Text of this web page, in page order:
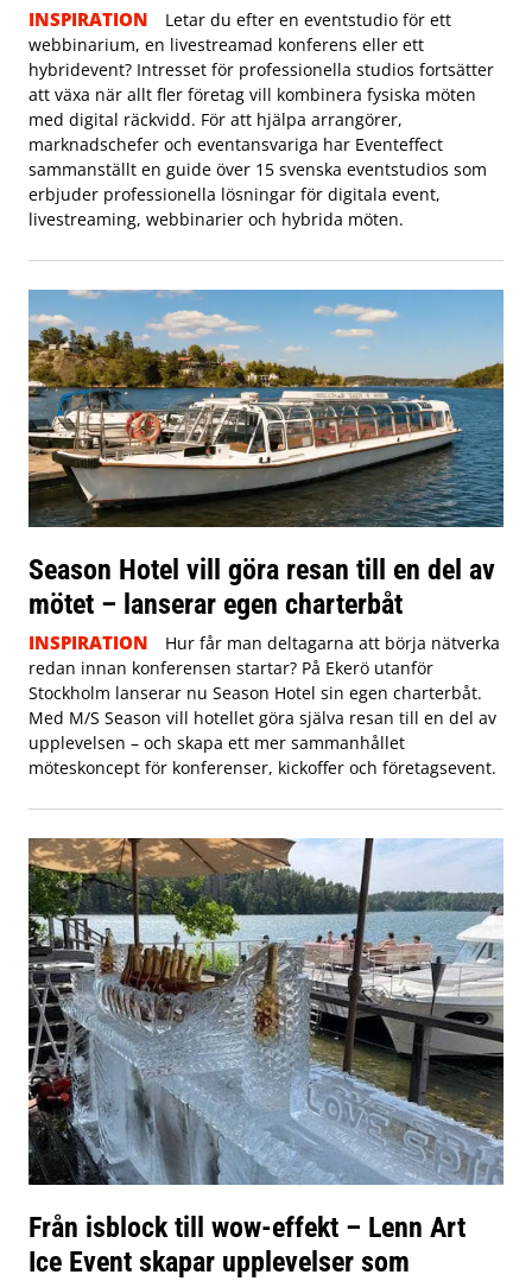
INSPIRATION
Letar du efter en eventstudio för ett
webbinarium, en livestreamad konferens eller ett
hybridevent? Intresset för professionella studios fortsätter
att växa när allt fler företag vill kombinera fysiska möten
med digital räckvidd. För att hjälpa arrangörer,
marknadschefer och eventansvariga har Eventeffect
sammanställt en guide över 15 svenska eventstudios som
erbjuder professionella lösningar för digitala event,
livestreaming, webbinarier och hybrida möten.
Season Hotel vill göra resan till en del av
mötet – lanserar egen charterbåt
INSPIRATION
Hur får man deltagarna att börja nätverka
redan innan konferensen startar? På Ekerö utanför
Stockholm lanserar nu Season Hotel sin egen charterbåt.
Med M/S Season vill hotellet göra själva resan till en del av
upplevelsen – och skapa ett mer sammanhållet
möteskoncept för konferenser, kickoffer och företagsevent.
Från isblock till wow-effekt – Lenn Art
Ice Event skapar upplevelser som